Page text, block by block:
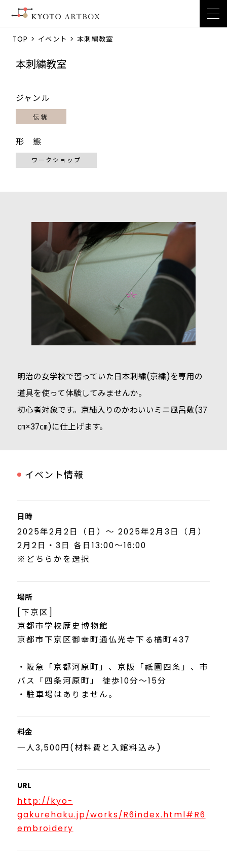
TOP > イベント > 本刺繍教室
本刺繍教室
ジャンル
伝統
形 態
ワークショップ
明治の女学校で習っていた日本刺繍(京繍)を専用の
道具を使って体験してみませんか。
初心者対象です。京繍入りのかわいいミニ風呂敷(37
㎝×37㎝)に仕上げます。
イベント情報
日時
2025年2月2日（日）～ 2025年2月3日（月）
2月2日・3日 各日13:00〜16:00
※どちらかを選択
場所
[下京区]
京都市学校歴史博物館
京都市下京区御幸町通仏光寺下る橘町437
・阪急「京都河原町」、京阪「祇園四条」、市
バス「四条河原町」 徒歩10分～15分
・駐車場はありません。
料金
一人3,500円(材料費と入館料込み)
URL
http://kyo-
gakurehaku.jp/works/R6index.html#R6
embroidery